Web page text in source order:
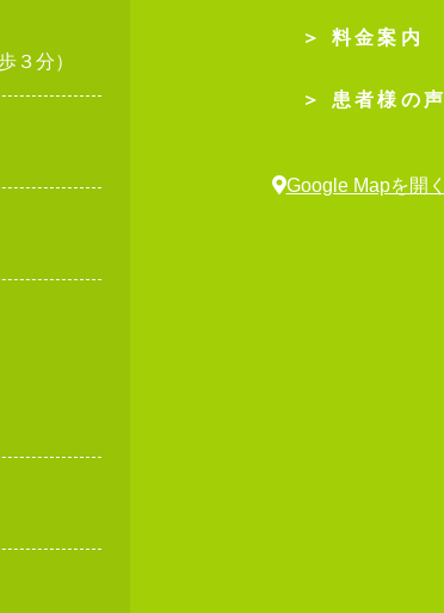
３分）
＞ 料金案内
＞ 患者様の声
Google Mapを開く